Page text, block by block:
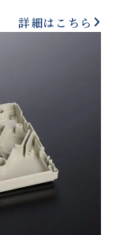
詳細はこちら